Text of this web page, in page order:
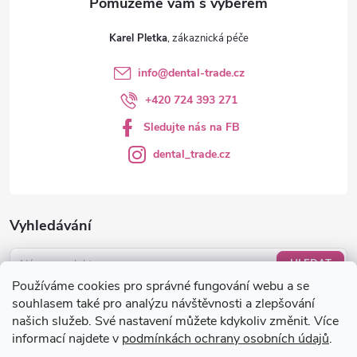
Používáme cookies pro správné fungování webu a se
souhlasem také pro analýzu návštěvnosti a zlepšování
našich služeb. Své nastavení můžete kdykoliv změnit. Více
informací najdete v podmínkách ochrany osobních údajů.
Vyhledávání
HLEDAT
Nákupní košík
0KS /0 KČ
Karel Pletka
info@dental-trade.cz
+420 724 393 271
Sledujte nás na FB
dental_trade.cz